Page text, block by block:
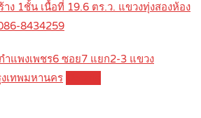
ง 1ชั้น เนื้อที่ 19.6 ตร.ว. แขวงทุ่งสองห้อง
8434259
แพงเพชร6 ซอย7 แยก2-3 แขวง
เทพมหานคร